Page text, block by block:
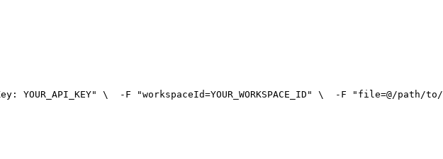
YOUR_API_KEY" \
  -F "workspaceId=YOUR_WORKSPACE_ID" \
-F "file=@/path/